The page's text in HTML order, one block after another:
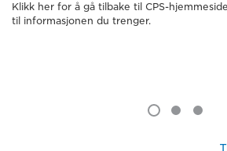
Klikk her for å gå tilbake til CPS-
til informasjonen du trenger.